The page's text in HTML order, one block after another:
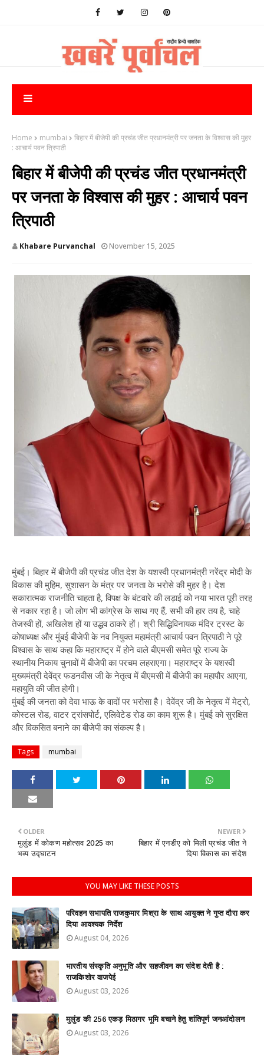
Home mumbai
बिहार में बीजेपी की प्रचंड जीत प्रधानमंत्री पर जनता के विश्वास की मुहर
: आचार्य पवन त्रिपाठी
बिहार में बीजेपी की प्रचंड जीत प्रधानमंत्री
पर जनता के विश्वास की मुहर : आचार्य पवन
त्रिपाठी
Khabare Purvanchal November 15, 2025
मुंबई। बिहार में बीजेपी की प्रचंड जीत देश के यशस्वी प्रधानमंत्री नरेंद्र मोदी के
विकास की मुहिम, सुशासन के मंत्र पर जनता के भरोसे की मुहर है। देश
सकारात्मक राजनीति चाहता है, विपक्ष के बंटवारे की लड़ाई को नया भारत पूरी तरह
से नकार रहा है। जो लोग भी कांग्रेस के साथ गए हैं, सभी की हार तय है, चाहे
तेजस्वी हों, अखिलेश हों या उद्धव ठाकरे हों। श्री सिद्धिविनायक मंदिर ट्रस्ट के
कोषाध्यक्ष और मुंबई बीजेपी के नव नियुक्त महामंत्री आचार्य पवन त्रिपाठी ने पूरे
विश्वास के साथ कहा कि महाराष्ट्र में होने वाले बीएमसी समेत पूरे राज्य के
स्थानीय निकाय चुनावों में बीजेपी का परचम लहराएगा। महाराष्ट्र के यशस्वी
मुख्यमंत्री देवेंद्र फडनवीस जी के नेतृत्व में बीएमसी में बीजेपी का महापौर आएगा,
महायुति की जीत होगी।
मुंबई की जनता को देवा भाऊ के वादों पर भरोसा है। देवेंद्र जी के नेतृत्व में मेट्रो,
कोस्टल रोड, वाटर ट्रांसपोर्ट, एलिवेटेड रोड का काम शुरू है। मुंबई को सुरक्षित
और विकसित बनाने का बीजेपी का संकल्प है।
Tags mumbai
NEWER
बिहार में एनडीए को मिली प्रचंड जीत ने
दिया विकास का संदेश
OLDER
मुलुंड में कोकण महोत्सव 2025 का
भव्य उद्घाटन
YOU MAY LIKE THESE POSTS
परिवहन सभापति राजकुमार मिश्रा के साथ आयुक्त ने गुप्त दौरा कर
दिया आवश्यक निर्देश
August 04, 2026
भारतीय संस्कृति अनुभूति और सहजीवन का संदेश देती है :
राजकिशोर वाजपेई
August 03, 2026
मुलुंड की 256 एकड़ मिठागर भूमि बचाने हेतु शांतिपूर्ण जनआंदोलन
August 03, 2026